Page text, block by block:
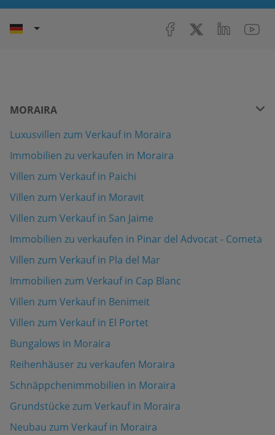
MORAIRA
Luxusvillen zum Verkauf in Moraira
Immobilien zu verkaufen in Moraira
Villen zum Verkauf in Paichi
Villen zum Verkauf in Moravit
Villen zum Verkauf in San Jaime
Immobilien zu verkaufen in Pinar del Advocat - Cometa
Villen zum Verkauf in Pla del Mar
Immobilien zum Verkauf in Cap Blanc
Villen zum Verkauf in Benimeit
Villen zum Verkauf in El Portet
Bungalows in Moraira
Reihenhäuser zu verkaufen Moraira
Schnäppchenimmobilien in Moraira
Grundstücke zum Verkauf in Moraira
Neubau zum Verkauf in Moraira